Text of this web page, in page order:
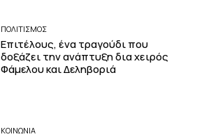
ΠΟΛΙΤΙΣΜΟΣ
Επιτέλους, ένα τραγούδι που
δοξάζει την ανάπτυξη δια χειρός
Φάμελου και Δεληβοριά
ΚΟΙΝΩΝΙΑ